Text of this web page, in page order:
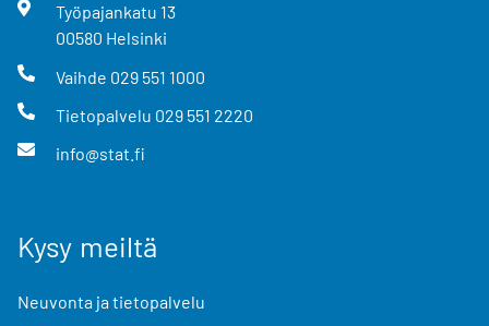
Työpajankatu 13
00580 Helsinki
Vaihde 029 551 1000
Tietopalvelu 029 551 2220
info@stat.fi
Kysy meiltä
Neuvonta ja tietopalvelu